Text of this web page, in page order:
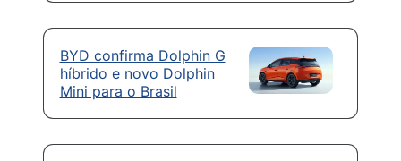
BYD confirma Dolphin G
híbrido e novo Dolphin
Mini para o Brasil